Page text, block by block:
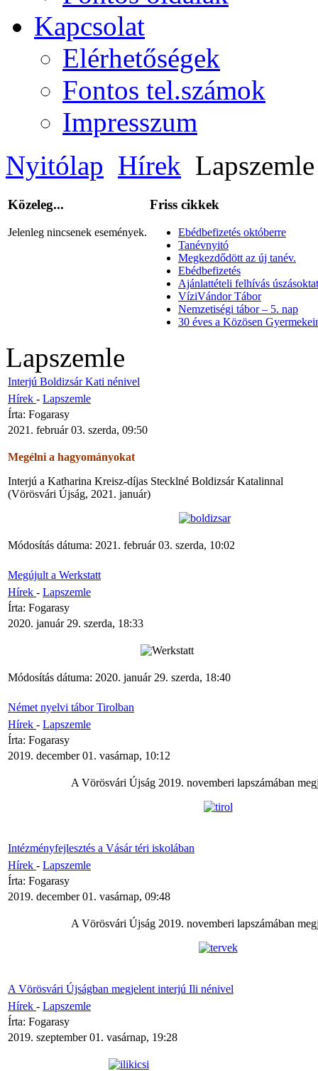
Kapcsolat
Elérhetőségek
Fontos tel.számok
Impresszum
Nyitólap Hírek Lapszemle
Közeleg...
Jelenleg nincsenek események.
Friss cikkek
Ebédbefizetés októberre
Tanévnyitó
Megkezdődött az új tanév.
Ebédbefizetés
Ajánlattételi felhívás
VíziVándor Tábor
Nemzetiségi tábor – 5. nap
30 éves a Közösen
Lapszemle
Interjú Boldizsár Kati nénivel
Hírek - Lapszemle
Írta: Fogarasy
2021. február 03. szerda, 09:50
Megélni a hagyományokat
Interjú a Katharina Kreisz-díjas Stecklné Boldizsár Katalinnal
(Vörösvári Újság, 2021. január)
Módosítás dátuma: 2021. február 03. szerda, 10:02
Megújult a Werkstatt
Hírek - Lapszemle
Írta: Fogarasy
2020. január 29. szerda, 18:33
Módosítás dátuma: 2020. január 29. szerda, 18:40
Német nyelvi tábor Tirolban
Hírek - Lapszemle
Írta: Fogarasy
2019. december 01. vasárnap, 10:12
A Vörösvári Újság 2019. novemberi lapszámában
Intézményfejlesztés a Vásár téri iskolában
Hírek - Lapszemle
Írta: Fogarasy
2019. december 01. vasárnap, 09:48
A Vörösvári Újság 2019. novemberi lapszámában
A Vörösvári Újságban megjelent interjú Ili nénivel
Hírek - Lapszemle
Írta: Fogarasy
2019. szeptember 01. vasárnap, 19:28